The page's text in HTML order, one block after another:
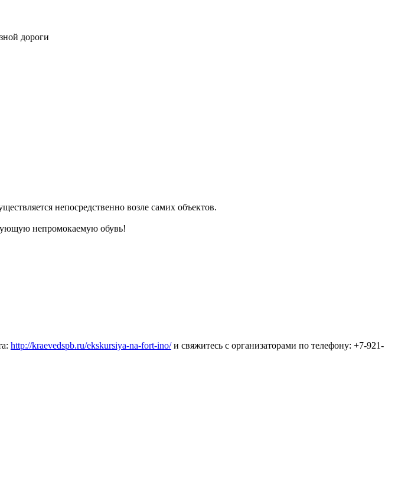
дороги
непосредственно возле самих объектов.
непромокаемую обувь!
http://kraevedspb.ru/ekskursiya-na-fort-ino/и свяжитесь с организаторами по телефону: +7-921-